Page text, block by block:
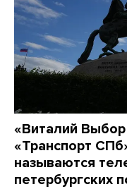
«Виталий
«Транспорт
называются
петербургских